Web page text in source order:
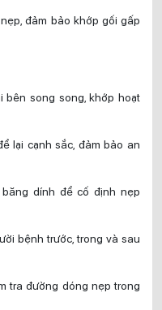
đảm bảo khớp gối gấp
song song, khớp hoạt
lại cạnh sắc, đảm bảo an
dính để cố định nẹp
bệnh trước, trong và sau
tra đường dóng nẹp trong